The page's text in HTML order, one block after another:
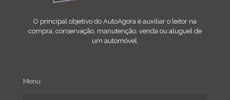
O principal objetivo do AutoAgora é auxiliar o leitor na
compra, conservação, manutenção, venda ou aluguel de
um automóvel.
Menu